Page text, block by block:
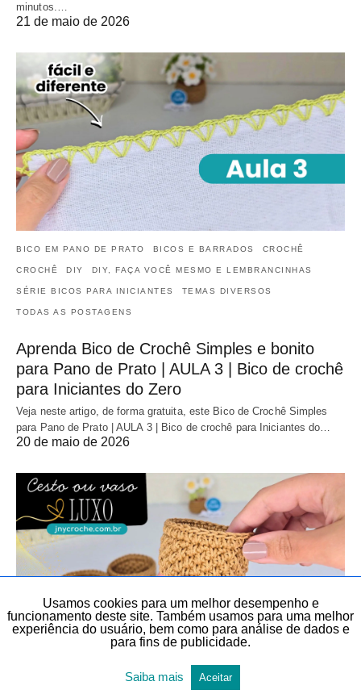
minutos.…
21 de maio de 2026
BICO EM PANO DE PRATO BICOS E BARRADOS CROCHÊ
CROCHÊ DIY DIY, FAÇA VOCÊ MESMO E LEMBRANCINHAS
SÉRIE BICOS PARA INICIANTES TEMAS DIVERSOS
TODAS AS POSTAGENS
Aprenda Bico de Crochê Simples e bonito
para Pano de Prato | AULA 3 | Bico de crochê
para Iniciantes do Zero
Veja neste artigo, de forma gratuita, este Bico de Crochê Simples
para Pano de Prato | AULA 3 | Bico de crochê para Iniciantes do…
20 de maio de 2026
CROCHÊ DIY
Usamos cookies para um melhor desempenho e
funcionamento deste site. Também usamos para uma melhor
experiência do usuário, bem como para análise de dados e
para fins de publicidade.
Saiba mais Aceitar